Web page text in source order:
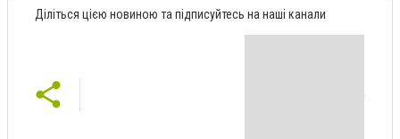
Діліться цією новиною та підписуйтесь на наші канали